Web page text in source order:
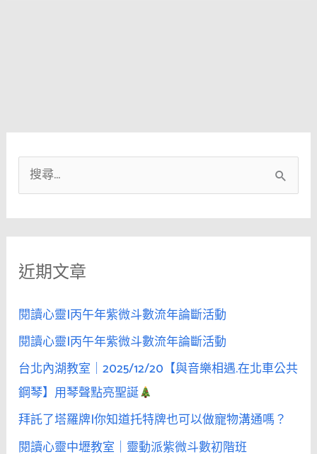
尋
關
字
近期文章
閱讀心靈|丙午年紫微斗數流年論斷活動
閱讀心靈|丙午年紫微斗數流年論斷活動
台北內湖教室｜2025/12/20【與音樂相遇.在北車公共
鋼琴】用琴聲點亮聖誕
拜託了塔羅牌|你知道托特牌也可以做寵物溝通嗎？
閱讀心靈中壢教室｜靈動派紫微斗數初階班